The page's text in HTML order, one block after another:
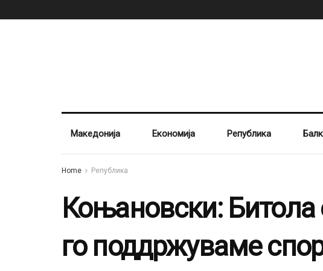
Македонија Економија Република
Home Република
Коњановски: Битола
го поддржуваме